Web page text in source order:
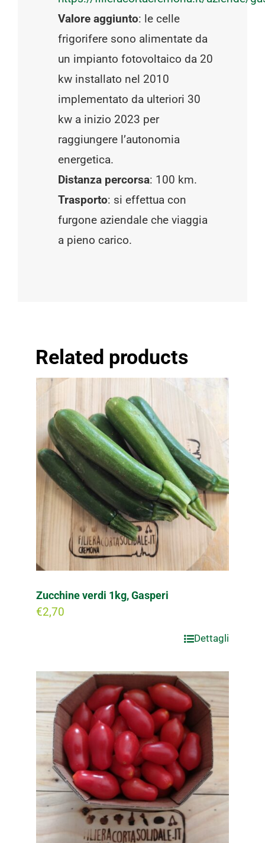
Valore aggiunto: le celle
frigorifere sono alimentate da
un impianto fotovoltaico da 20
kw installato nel 2010
implementato da ulteriori 30
kw a inizio 2023 per
raggiungere l’autonomia
energetica.
Distanza percorsa: 100 km.
Trasporto: si effettua con
furgone aziendale che viaggia
a pieno carico.
Related products
Zucchine verdi 1kg, Gasperi
€2,70
Dettagli